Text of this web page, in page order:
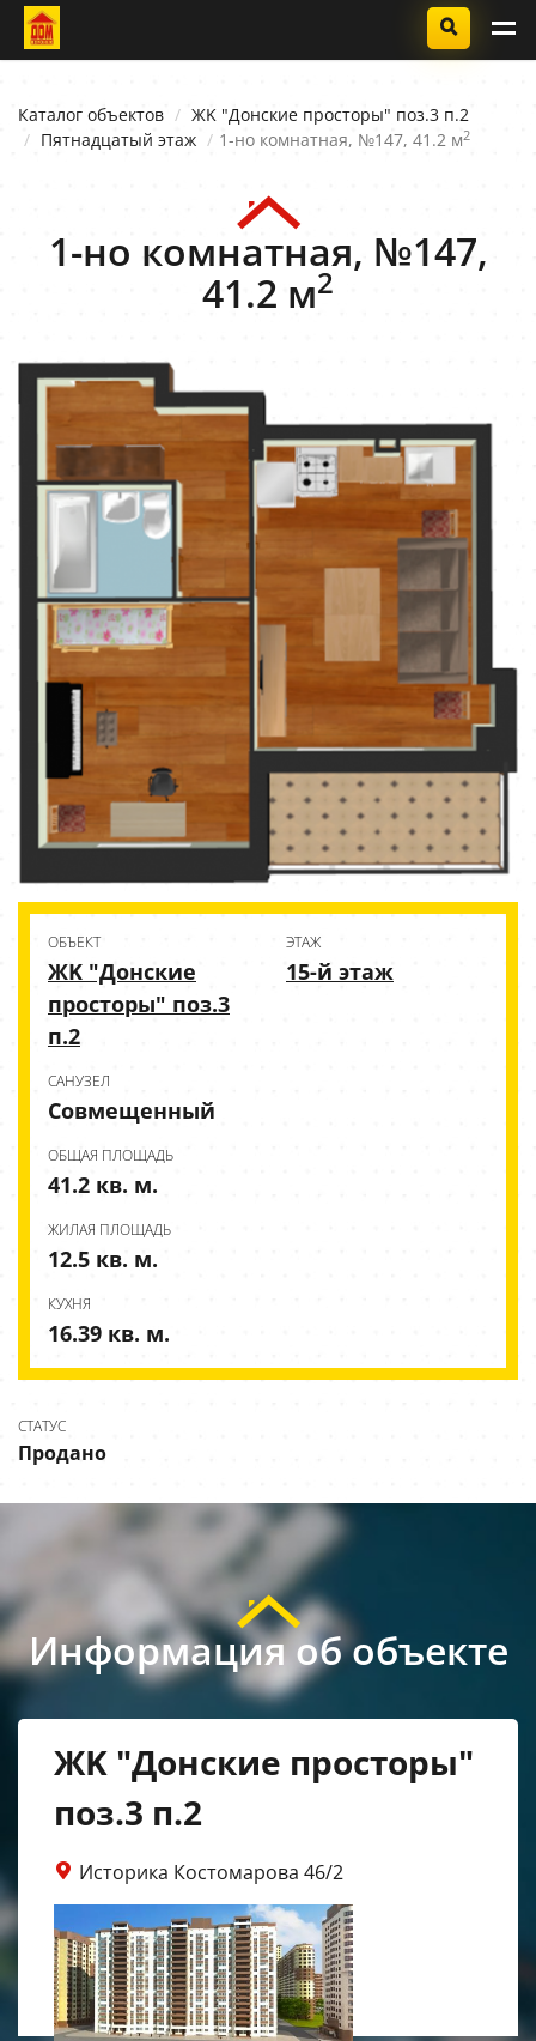
Каталог объектов
ЖK "Донские просторы" поз.3 п.2
Пятнадцатый этаж
1-но комнатная, №147, 41.2 м2
1-но комнатная, №147,
41.2 м2
ОБЪЕКТ
ЖK "Донские
просторы" поз.3
п.2
ЭТАЖ
15-й этаж
CАНУЗЕЛ
Совмещенный
ОБЩАЯ ПЛОЩАДЬ
41.2 кв. м.
ЖИЛАЯ ПЛОЩАДЬ
12.5 кв. м.
КУХНЯ
16.39 кв. м.
СТАТУС
Продано
Информация об объекте
ЖK "Донские просторы"
поз.3 п.2
Историка Костомарова 46/2